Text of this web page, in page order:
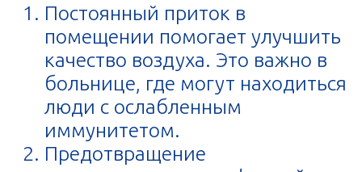
Постоянный приток в
помещении помогает улучшить
качество воздуха. Это важно в
больнице, где могут находиться
люди с ослабленным
иммунитетом.
Предотвращение